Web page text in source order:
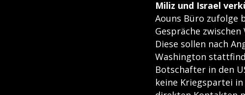
Miliz und Israel
Aouns Büro zufolge
Gespräche
Diese sollen nach
Washington
Botschafter in den
keine Kriegspartei